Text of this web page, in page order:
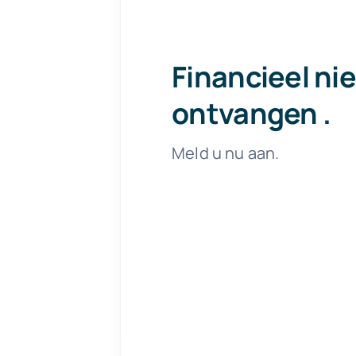
Financieel
ontvangen .
Meld u nu aan.